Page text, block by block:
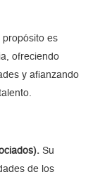
propósito es
ofreciendo
y afianzando
Su
de los